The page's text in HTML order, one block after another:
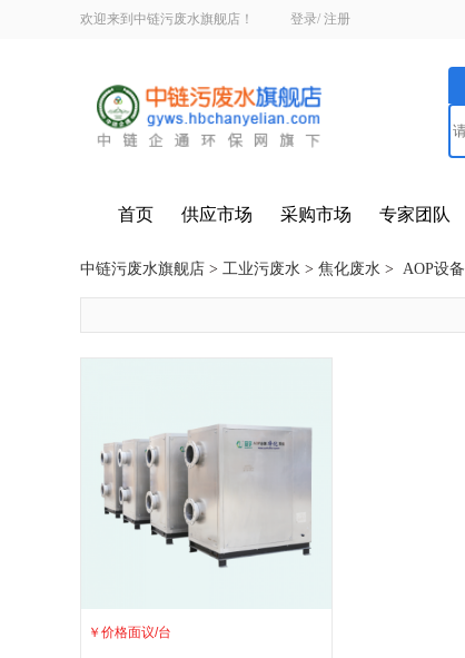
欢迎来到中链污废水旗舰店！ 登录/ 注册
首页 供应市场 采购市场 专家团队
中链污废水旗舰店 > 工业污废水 > 焦化废水 > AOP设备
￥ 价格面议/台